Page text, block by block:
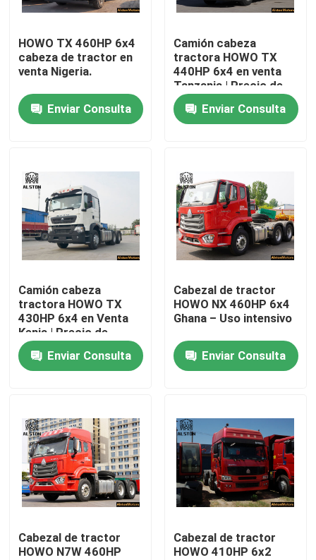
Productos
Sobre nosotros
Visita a la fábrica
Control de Calidad
Contacto
noticias
Todos los casos
El camión Howo
HOWO Cabeza de tractor
HOWO TX 460HP 6x4
cabeza de tractor en
venta Nigeria.
Enviar Consulta
Camión cabeza
tractora HOWO TX
440HP 6x4 en venta
Tanzania | Precio de
fábrica
Enviar Consulta
Camión cabeza
tractora HOWO TX
430HP 6x4 en Venta
Kenia | Precio de
Fábrica
Enviar Consulta
Cabezal de tractor
HOWO NX 460HP 6x4
Ghana – Uso intensivo
Enviar Consulta
Cabezal de tractor
HOWO N7W 460HP
Cabezal de tractor
HOWO 410HP 6x2